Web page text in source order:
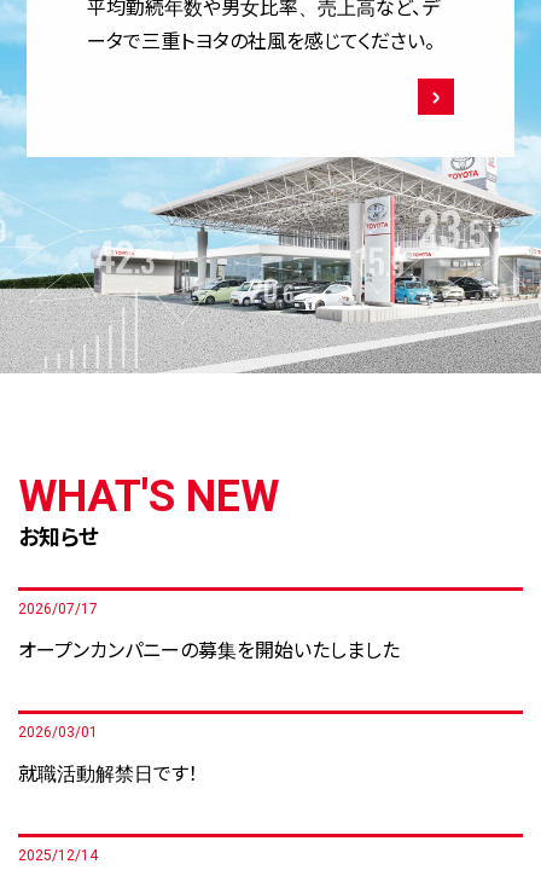
平均勤続年数や男女比率、売上高など、デ
ータで三重トヨタの社風を感じてください。
WHAT'S NEW
お知らせ
2026/07/17
オープンカンパニーの募集を開始いたしました
2026/03/01
就職活動解禁日です！
2025/12/14